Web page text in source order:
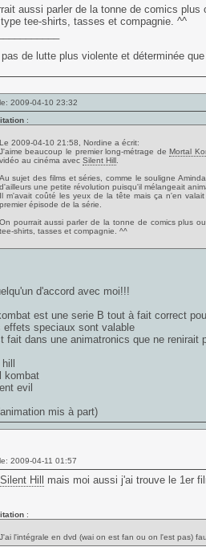
aussi parler de la tonne de comics
tee-shirts, tasses et compagnie. ^^
de lutte plus violente et déterminée
2009-04-10 23:32
:
Le 2009-04-10 21:58, Nordine a écrit:
J'aime beaucoup le premier long-métrage deMortal
vidéo au cinéma avec Silent Hill.
Au sujet des films et séries, comme le souligne
d'ailleurs une petite révolution puisqu'il mélangeait
Il m'avait coûté les yeux de la tête mais ça n'en
premier épisode de la série.
On pourrait aussi parler de la tonne de comics plus
tee-shirts, tasses et compagnie. ^^
d'accord avec moi!!!
est une serie B tout à fait correct
effets speciaux sont valable
fait dans une animatronics que ne renirait
kombat
evil
mis à part)
2009-04-11 01:57
Silent Hill mais moi aussi j'ai trouve le 1er
:
J'ai l'intégrale en dvd (wai on est fan ou on l'est pas)